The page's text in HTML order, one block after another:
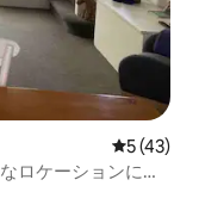
レビュー
5 (43)
ロケーションにあ